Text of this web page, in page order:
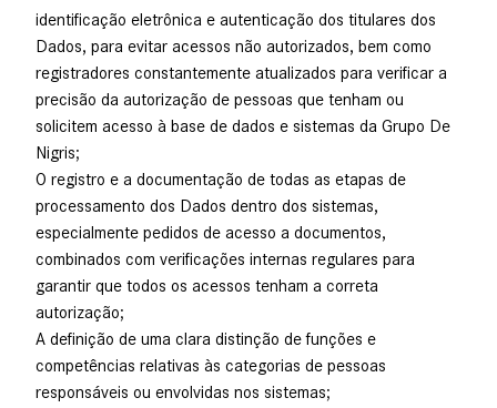
identificação eletrônica e autenticação dos titulares dos
Dados, para evitar acessos não autorizados, bem como
registradores constantemente atualizados para verificar a
precisão da autorização de pessoas que tenham ou
solicitem acesso à base de dados e sistemas da Grupo De
Nigris;
O registro e a documentação de todas as etapas de
processamento dos Dados dentro dos sistemas,
especialmente pedidos de acesso a documentos,
combinados com verificações internas regulares para
garantir que todos os acessos tenham a correta
autorização;
A definição de uma clara distinção de funções e
competências relativas às categorias de pessoas
responsáveis ou envolvidas nos sistemas;